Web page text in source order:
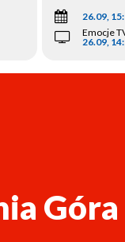
26.09,
Emocje
26.09,
Góra